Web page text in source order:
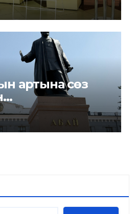
артына сөз